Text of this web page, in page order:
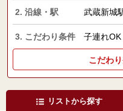
2. 沿線・駅 武蔵新城
3. こだわり条件 子連れOK
こだわ
リストから探す